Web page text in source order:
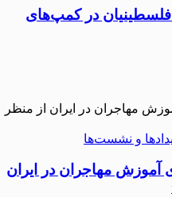
در کمپ‌های
و نشست‌ها
مهاجران در ایران